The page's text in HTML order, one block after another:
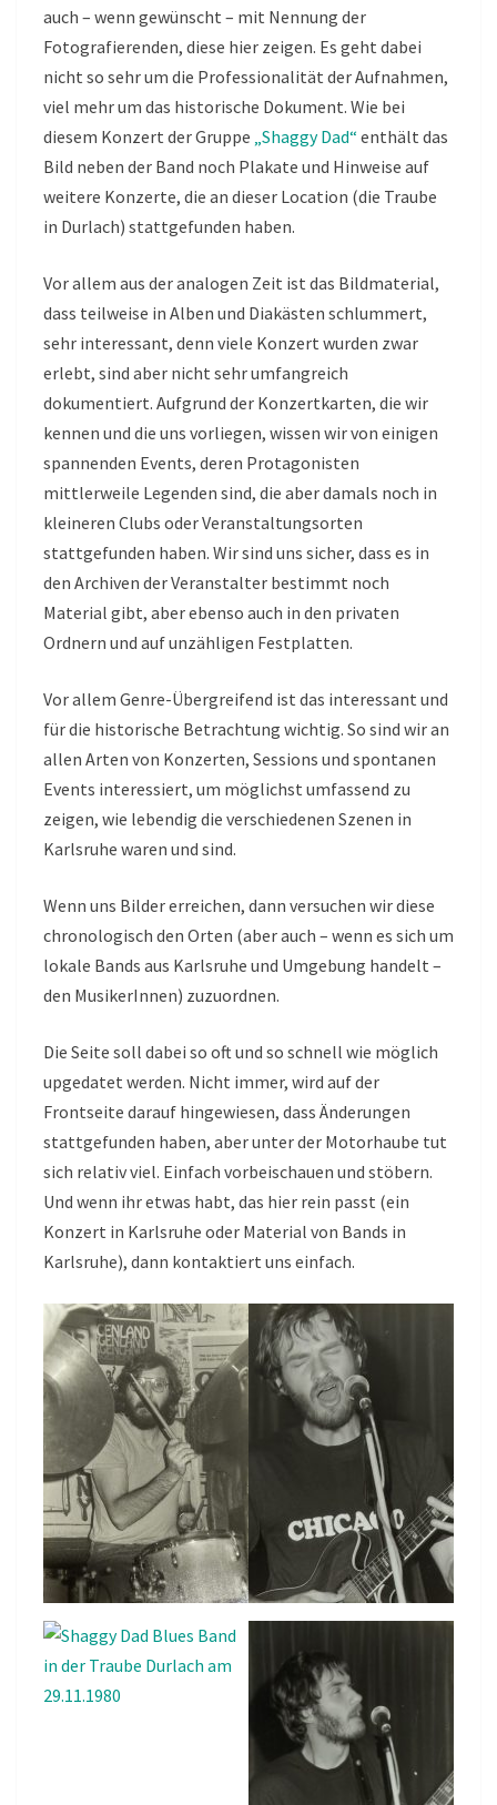
auch – wenn gewünscht – mit Nennung der
Fotografierenden, diese hier zeigen. Es geht dabei
nicht so sehr um die Professionalität der Aufnahmen,
viel mehr um das historische Dokument. Wie bei
diesem Konzert der Gruppe „Shaggy Dad“ enthält das
Bild neben der Band noch Plakate und Hinweise auf
weitere Konzerte, die an dieser Location (die Traube
in Durlach) stattgefunden haben.
Vor allem aus der analogen Zeit ist das Bildmaterial,
dass teilweise in Alben und Diakästen schlummert,
sehr interessant, denn viele Konzert wurden zwar
erlebt, sind aber nicht sehr umfangreich
dokumentiert. Aufgrund der Konzertkarten, die wir
kennen und die uns vorliegen, wissen wir von einigen
spannenden Events, deren Protagonisten
mittlerweile Legenden sind, die aber damals noch in
kleineren Clubs oder Veranstaltungsorten
stattgefunden haben. Wir sind uns sicher, dass es in
den Archiven der Veranstalter bestimmt noch
Material gibt, aber ebenso auch in den privaten
Ordnern und auf unzähligen Festplatten.
Vor allem Genre-Übergreifend ist das interessant und
für die historische Betrachtung wichtig. So sind wir an
allen Arten von Konzerten, Sessions und spontanen
Events interessiert, um möglichst umfassend zu
zeigen, wie lebendig die verschiedenen Szenen in
Karlsruhe waren und sind.
Wenn uns Bilder erreichen, dann versuchen wir diese
chronologisch den Orten (aber auch – wenn es sich um
lokale Bands aus Karlsruhe und Umgebung handelt –
den MusikerInnen) zuzuordnen.
Die Seite soll dabei so oft und so schnell wie möglich
upgedatet werden. Nicht immer, wird auf der
Frontseite darauf hingewiesen, dass Änderungen
stattgefunden haben, aber unter der Motorhaube tut
sich relativ viel. Einfach vorbeischauen und stöbern.
Und wenn ihr etwas habt, das hier rein passt (ein
Konzert in Karlsruhe oder Material von Bands in
Karlsruhe), dann kontaktiert uns einfach.